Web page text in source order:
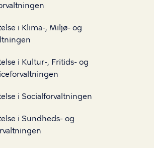
i Klima-, Miljø- og
i Kultur-, Fritids- og
i Socialforvaltningen
i Sundheds- og